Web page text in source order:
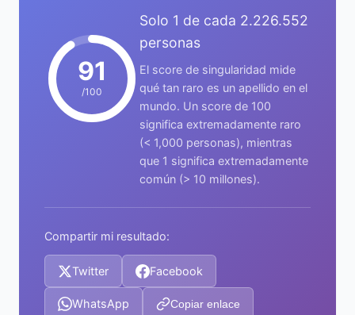
91
/100
Solo 1 de cada 2.226.552
personas
El score de singularidad mide
qué tan raro es un apellido en el
mundo. Un score de 100
significa extremadamente raro
(< 1,000 personas), mientras
que 1 significa extremadamente
común (> 10 millones).
Compartir mi resultado:
Twitter Facebook
WhatsApp Copiar enlace